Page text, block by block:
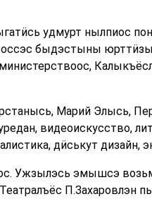
удмурт нылпиос
быдэстыны
Марий Элысь,
видеоискусство,
дӥськут дизайн,
Ужзылэсь эмышсэ
П.Захаровлэн